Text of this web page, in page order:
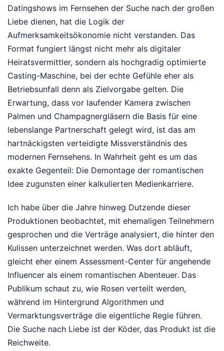
Datingshows im Fernsehen der Suche nach der großen
Liebe dienen, hat die Logik der
Aufmerksamkeitsökonomie nicht verstanden. Das
Format fungiert längst nicht mehr als digitaler
Heiratsvermittler, sondern als hochgradig optimierte
Casting-Maschine, bei der echte Gefühle eher als
Betriebsunfall denn als Zielvorgabe gelten. Die
Erwartung, dass vor laufender Kamera zwischen
Palmen und Champagnergläsern die Basis für eine
lebenslange Partnerschaft gelegt wird, ist das am
hartnäckigsten verteidigte Missverständnis des
modernen Fernsehens. In Wahrheit geht es um das
exakte Gegenteil: Die Demontage der romantischen
Idee zugunsten einer kalkulierten Medienkarriere.
Ich habe über die Jahre hinweg Dutzende dieser
Produktionen beobachtet, mit ehemaligen Teilnehmern
gesprochen und die Verträge analysiert, die hinter den
Kulissen unterzeichnet werden. Was dort abläuft,
gleicht eher einem Assessment-Center für angehende
Influencer als einem romantischen Abenteuer. Das
Publikum schaut zu, wie Rosen verteilt werden,
während im Hintergrund Algorithmen und
Vermarktungsverträge die eigentliche Regie führen.
Die Suche nach Liebe ist der Köder, das Produkt ist die
Reichweite.